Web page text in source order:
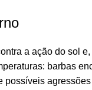
a ação do sol
barbas
possíveis